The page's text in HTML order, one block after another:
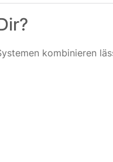
kombinieren